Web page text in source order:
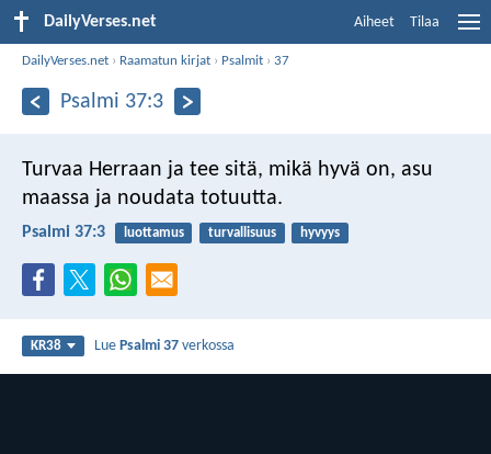
DailyVerses.net Aiheet Tilaa
DailyVerses.net › Raamatun kirjat › Psalmit ›37
Psalmi 37:3
Turvaa Herraan ja tee sitä, mikä hyvä on, asu
maassa ja noudata totuutta.
Psalmi 37:3 luottamus turvallisuus hyvyys
KR38 LuePsalmi 37 verkossa